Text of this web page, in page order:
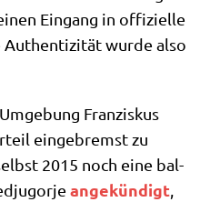
Ein­gang in offi­zi­el­le
wur­de also
Fran­zis­kus
ein­ge­bremst zu
2015 noch eine bal­
ange­kün­digt,